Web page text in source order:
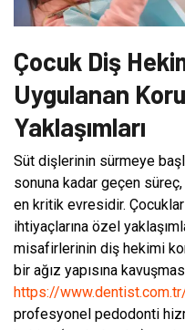
Çocuk Diş
Uygulanan
Yaklaşımları
Süt dişlerinin sürmeye
sonuna kadar geçen
en kritik evresidir.
ihtiyaçlarına özel
misafirlerinin diş hekimi
bir ağız yapısına
https://
profesyonel pedodonti